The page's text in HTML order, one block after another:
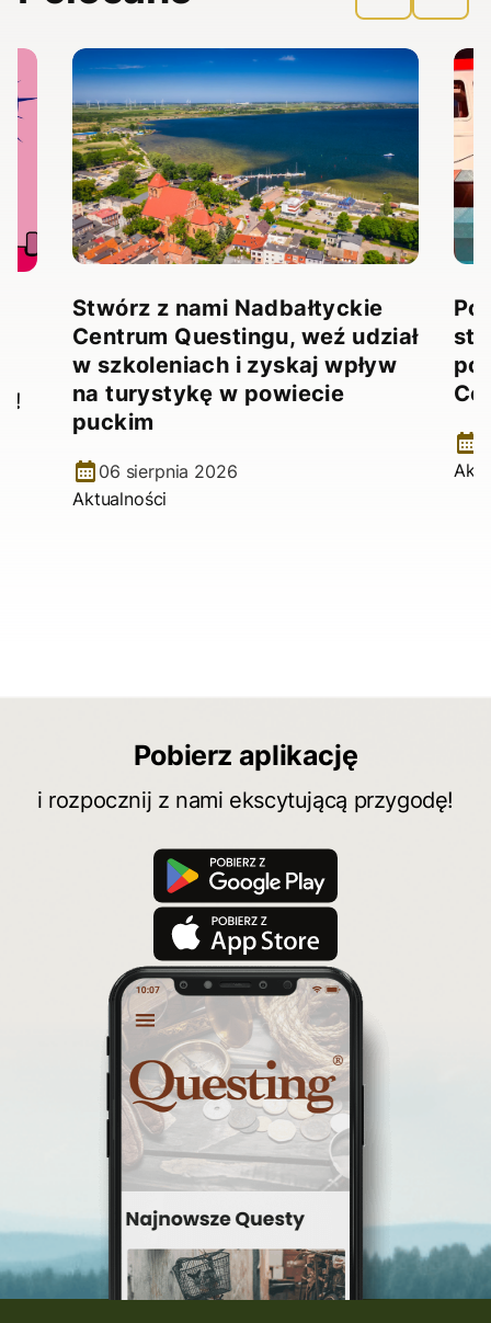
Stwórz z nami Nadbałtyckie
Centrum Questingu, weź udział
w szkoleniach i zyskaj wpływ
na turystykę w powiecie
puckim
06 sierpnia 2026
Aktualności
Pobierz aplikację
i rozpocznij z nami ekscytującą przygodę!